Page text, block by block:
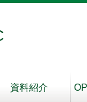
資料紹介